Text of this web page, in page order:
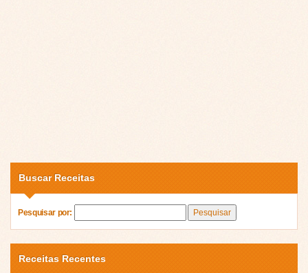
Buscar Receitas
Pesquisar por:
Receitas Recentes